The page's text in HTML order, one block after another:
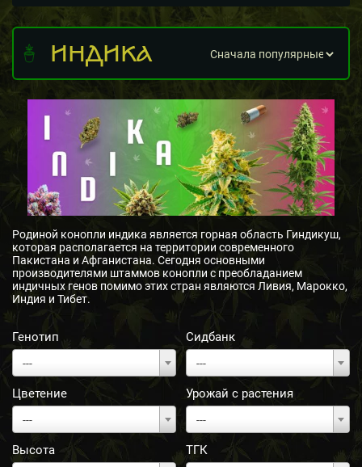
ИНДИКА
Родиной конопли индика является горная область Гиндикуш,
которая располагается на территории современного
Пакистана и Афганистана. Сегодня основными
производителями штаммов конопли с преобладанием
индичных генов помимо этих стран являются Ливия, Марокко,
Индия и Тибет.
Генотип
---
Сидбанк
---
Цветение
---
Урожай с растения
---
Высота ТГК